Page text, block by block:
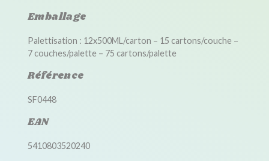
Emballage
Palettisation : 12x500ML/carton – 15 cartons/couche –
7 couches/palette – 75 cartons/palette
Référence
SF0448
EAN
5410803520240